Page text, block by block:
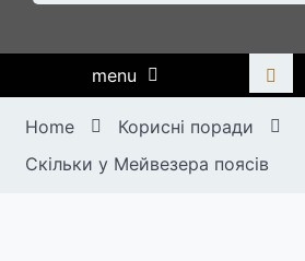
menu
Home
Корисні поради
Скільки у Мейвезера поясів